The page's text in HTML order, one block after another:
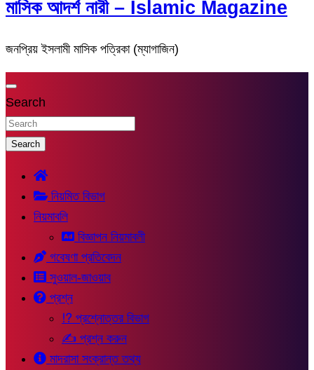
মাসিক আদর্শ নারী – Islamic Magazine
জনপ্রিয় ইসলামী মাসিক পত্রিকা (ম্যাগাজিন)
Search
Search
নিয়মিত বিভাগ
নিয়মাবলি
বিজ্ঞাপন নিয়মাবলী
গবেষণা প্রতিবেদন
সুওয়াল-জাওয়াব
প্রশ্ন
⁉ প্রশ্নোত্তর বিভাগ
✍ প্রশ্ন করুন
মাদরাসা সংক্রান্ত তথ্য